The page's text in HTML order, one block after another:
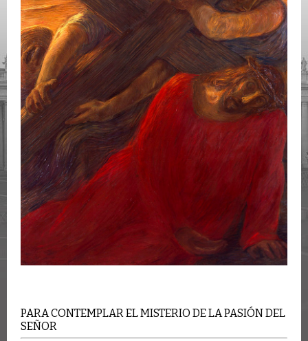
PARA CONTEMPLAR EL MISTERIO DE LA PASIÓN DEL
SEÑOR